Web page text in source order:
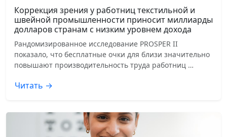
Коррекция зрения у работниц текстильной и
швейной промышленности приносит миллиарды
долларов странам с низким уровнем дохода
Рандомизированное исследование PROSPER II
показало, что бесплатные очки для близи значительно
повышают производительность труда работниц …
Читать →